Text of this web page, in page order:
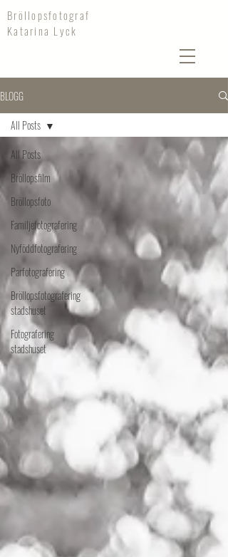
Bröllopsfotograf
Katarina Lyck
BLOGG
All Posts
Bröllopsfilm
Bröllopsfoto
Familjefotografering
Nyföddfotografering
Parfotografering
Bröllopsfotografering
stadshuset
Fotografering
stadshuset
All Posts